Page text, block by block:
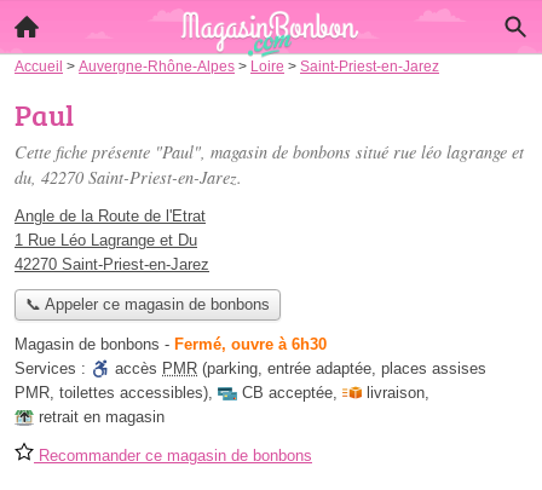
Accueil > Auvergne-Rhône-Alpes > Loire > Saint-Priest-en-Jarez
Paul
Cette fiche présente "Paul", magasin de bonbons situé rue léo lagrange et
du, 42270 Saint-Priest-en-Jarez.
Angle de la Route de l'Etrat
1 Rue Léo Lagrange et Du
42270 Saint-Priest-en-Jarez
📞 Appeler ce magasin de bonbons
Magasin de bonbons - Fermé, ouvre à 6h30
Services :
accès PMR (parking, entrée adaptée, places assises
PMR, toilettes accessibles), CB acceptée, livraison,
retrait en magasin
Recommander ce magasin de bonbons